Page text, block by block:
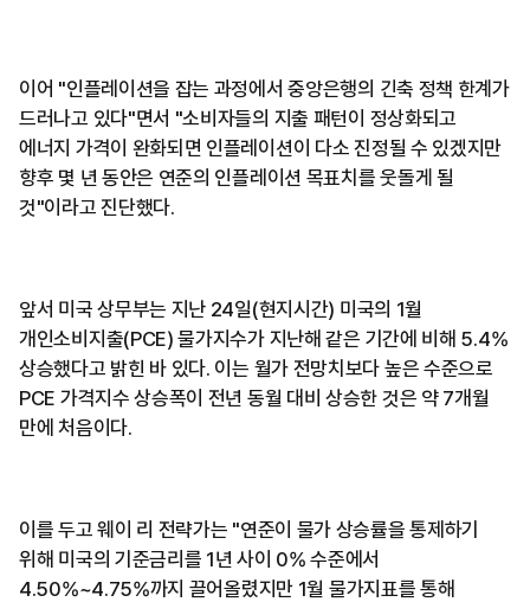
이어 "인플레이션을 잡는 과정에서 중앙은행의 긴축 정책 한계가
드러나고 있다"면서 "소비자들의 지출 패턴이 정상화되고
에너지 가격이 완화되면 인플레이션이 다소 진정될 수 있겠지만
향후 몇 년 동안은 연준의 인플레이션 목표치를 웃돌게 될
것"이라고 진단했다.
앞서 미국 상무부는 지난 24일(현지시간) 미국의 1월
개인소비지출(PCE) 물가지수가 지난해 같은 기간에 비해 5.4%
상승했다고 밝힌 바 있다. 이는 월가 전망치보다 높은 수준으로
PCE 가격지수 상승폭이 전년 동월 대비 상승한 것은 약 7개월
만에 처음이다.
이를 두고 웨이 리 전략가는 "연준이 물가 상승률을 통제하기
위해 미국의 기준금리를 1년 사이 0% 수준에서
4.50%~4.75%까지 끌어올렸지만 1월 물가지표를 통해